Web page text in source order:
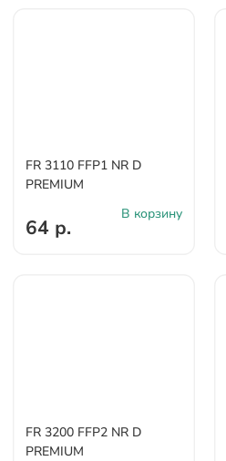
FR 3110 FFP1 NR D
PREMIUM
64 р.
В корзину
FR 3200 FFP2 NR D
PREMIUM